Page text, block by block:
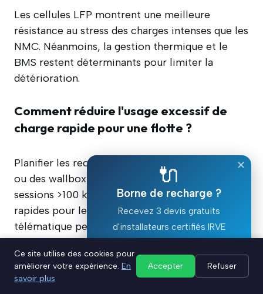
Les cellules LFP montrent une meilleure
résistance au stress des charges intenses que les
NMC. Néanmoins, la gestion thermique et le
BMS restent déterminants pour limiter la
détérioration.
Comment réduire l'usage excessif de
charge rapide pour une flotte ?
Planifier les recharges, installer des bornes AC
ou des wallbox au dépôt, limiter la part des
sessions >100 kW et prioriser les sessions
rapides pour les véhicules critiques. Le suivi
télématique permet d'ajuster la stratégie.
✕
🔌
Borne de recharge ?
Recevez 3 devis gratuits
d'installateurs certifiés IRVE
Devis gratuit ⚡
Ce site utilise des cookies pour
améliorer votre expérience. En
savoir plus
Accepter Refuser